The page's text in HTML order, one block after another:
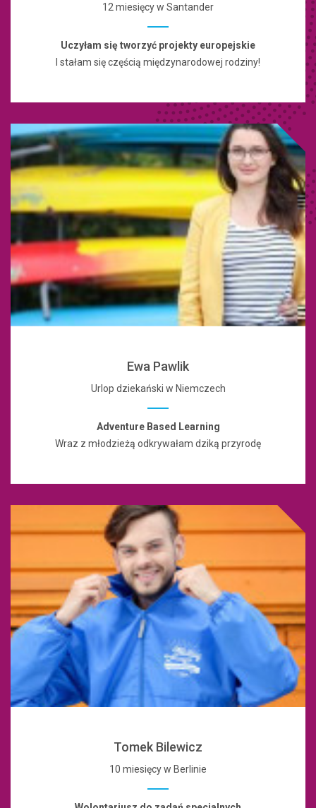
12 miesięcy w Santander
Uczyłam się tworzyć projekty europejskie
I stałam się częścią międzynarodowej rodziny!
Ewa Pawlik
Urlop dziekański w Niemczech
Adventure Based Learning
Wraz z młodzieżą odkrywałam dziką przyrodę
Tomek Bilewicz
10 miesięcy w Berlinie